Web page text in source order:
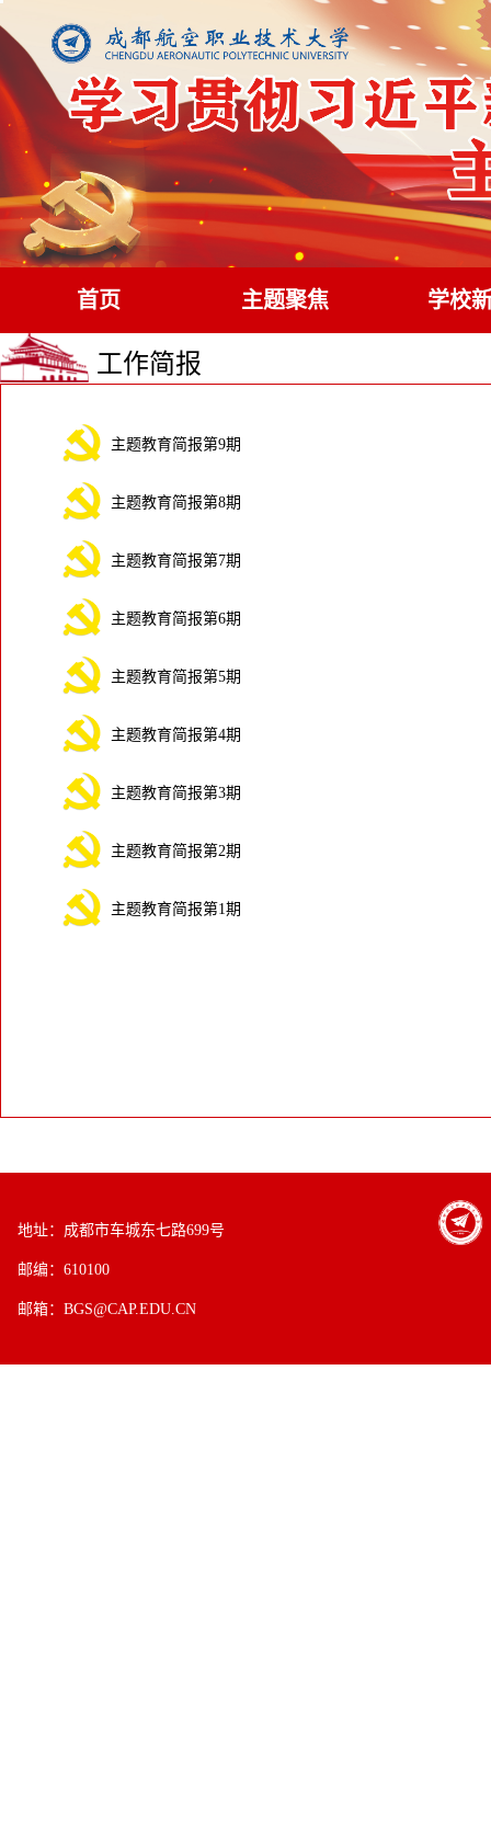
首页 主题聚焦 学校
工作简报
主题教育简报第9期
主题教育简报第8期
主题教育简报第7期
主题教育简报第6期
主题教育简报第5期
主题教育简报第4期
主题教育简报第3期
主题教育简报第2期
主题教育简报第1期
地址：成都市车城东七路699号
邮编：610100
邮箱：BGS@CAP.EDU.CN